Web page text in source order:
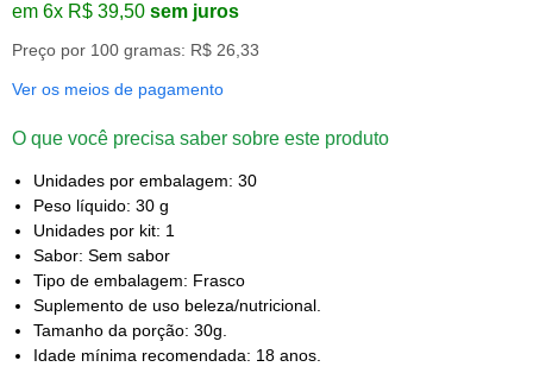
em 6x R$ 39,50 sem juros
Preço por 100 gramas: R$ 26,33
Ver os meios de pagamento
O que você precisa saber sobre este produto
Unidades por embalagem: 30
Peso líquido: 30 g
Unidades por kit: 1
Sabor: Sem sabor
Tipo de embalagem: Frasco
Suplemento de uso beleza/nutricional.
Tamanho da porção: 30g.
Idade mínima recomendada: 18 anos.